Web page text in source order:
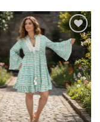
Agregar
a
favoritos